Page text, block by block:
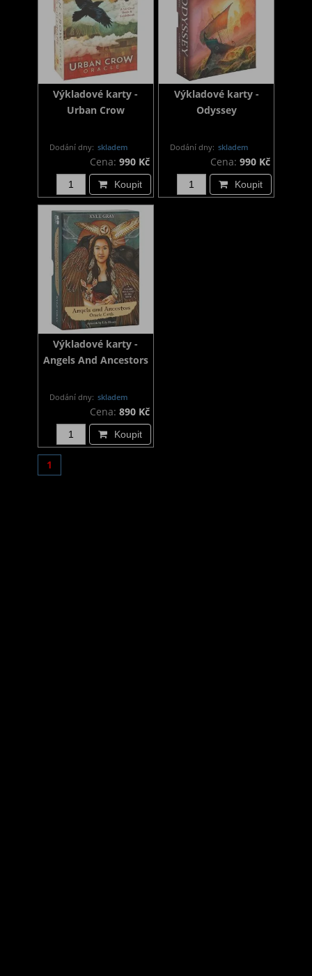
Výkladové karty -
Urban Crow
Dodání dny: skladem
Cena: 990 Kč
Koupit
Výkladové karty -
Odyssey
Dodání dny: skladem
Cena: 990 Kč
Koupit
Výkladové karty -
Angels And Ancestors
Dodání dny: skladem
Cena: 890 Kč
Koupit
1